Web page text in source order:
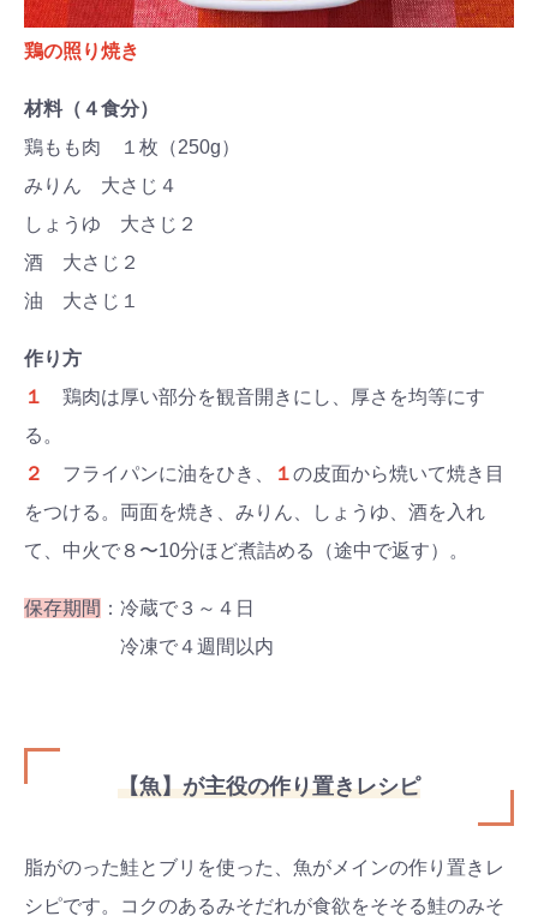
鶏の照り焼き
材料（４食分）
鶏もも肉 １枚（250g）
みりん 大さじ４
しょうゆ 大さじ２
酒 大さじ２
油 大さじ１
作り方
１
鶏肉は厚い部分を観音開きにし、厚さを均等にす
る。
２
フライパンに油をひき、 １の皮面から焼いて焼き目
をつける。両面を焼き、みりん、しょうゆ、酒を入れ
て、中火で８〜10分ほど煮詰める（途中で返す）。
保存期間 ：冷蔵で３～４日
冷凍で４週間以内
【魚】が主役の作り置きレシピ
脂がのった鮭とブリを使った、魚がメインの作り置きレ
シピです。コクのあるみそだれが食欲をそそる鮭のみそ
#プレゼント #教育 #0歳 #母乳
プレゼント&
妊娠&出産 子育て